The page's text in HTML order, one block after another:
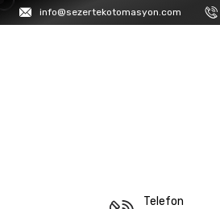
info@sezertekotomasyon.com
Telefon